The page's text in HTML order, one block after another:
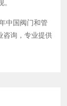
中国阀门和管
咨询，专业提供